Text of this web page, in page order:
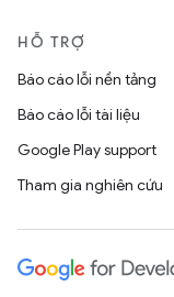
HỖ TRỢ
Báo cáo lỗi nền tảng
Báo cáo lỗi tài liệu
Google Play support
Tham gia nghiên cứu